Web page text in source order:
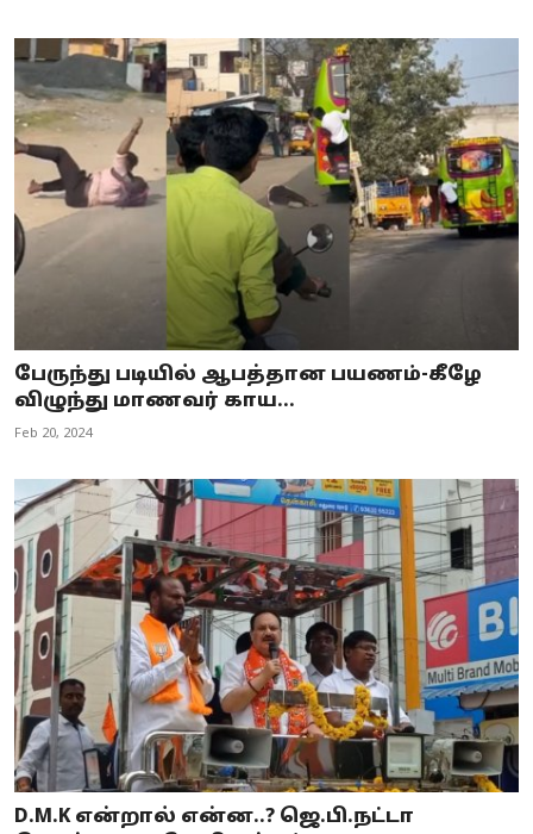
பேருந்து படியில் ஆபத்தான பயணம்-கீழே
விழுந்து மாணவர் காய...
Feb 20, 2024
D.M.K என்றால் என்ன..? ஜெ.பி.நட்டா